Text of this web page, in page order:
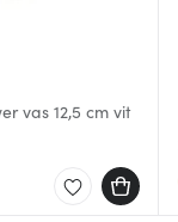
vas 12,5 cm vit